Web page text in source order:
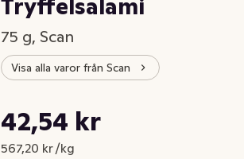
Tryffelsalami
75 g, Scan
Visa alla varor från Scan
Nuvarande pris är: 42,54 kr
42,54 kr
567,20 kr /kg
Styckpris: 567,20 kr /kg